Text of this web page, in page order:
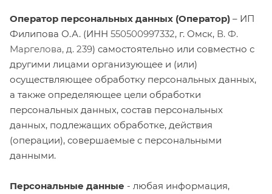
Оператор персональных данных (Оператор) – ИП
Филипова О.А. (ИНН 550500997332, г. Омск, В. Ф.
Маргелова, д. 239) самостоятельно или совместно с
другими лицами организующее и (или)
осуществляющее обработку персональных данных,
а также определяющее цели обработки
персональных данных, состав персональных
данных, подлежащих обработке, действия
(операции), совершаемые с персональными
данными.
Персональные данные - любая информация,